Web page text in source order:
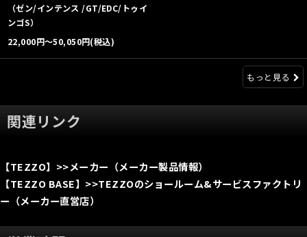
（ゼン/インテンス /GT/EDC/トゥイ
ンゴS）
22,000円～50,050円(税込)
もっと見る
関連リンク
【TEZZO】>>メーカー（メーカー製品情報）
【TEZZO BASE】>>TEZZOのショールーム&サービスファクトリ
ー（メーカー直営店）